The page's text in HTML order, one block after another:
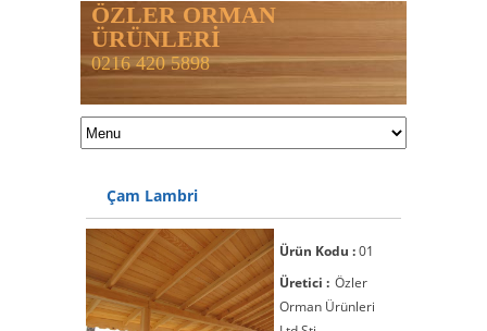
ÖZLER ORMAN
ÜRÜNLERİ
0216 420 5898
Çam Lambri
Ürün Kodu :01
Üretici : Özler
Orman Ürünleri